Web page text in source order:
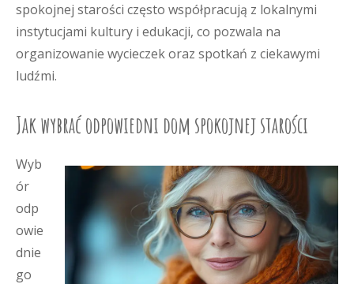
spokojnej starości często współpracują z lokalnymi
instytucjami kultury i edukacji, co pozwala na
organizowanie wycieczek oraz spotkań z ciekawymi
ludźmi.
Jak wybrać odpowiedni dom spokojnej starości
Wyb
ór
odp
owie
dnie
go